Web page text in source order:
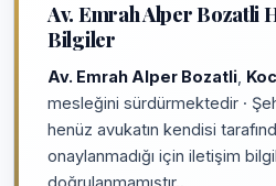
Av. Emrah Alper Bozatli
Bilgiler
Av. Emrah Alper Bozatli
mesleğini sürdürmektedir ·
henüz avukatın kendisi
onaylanmadığı için iletişim
doğrulanmamıştır..